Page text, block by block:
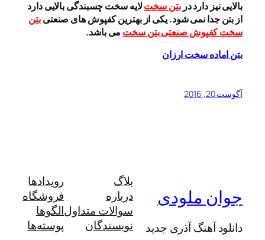
بالایی نیز دارد در بتن سختلایه سخت چسبندگی بالایی دارد
از بتن جدا نمی شود. یکی از بهترین کفپوش های صنعتیبتن
سختکفپوش صنعتی بتن سخت می باشد.
بتن اماده سخت ارزان
آگوست 20, 2016
جوان ملودی
دانلود آهنگ آذری جدید
بلاگ
درباره
سوالات متداول
نویسندگان
رویدادها
فروشگاه
الگوها
پوسته‌ها